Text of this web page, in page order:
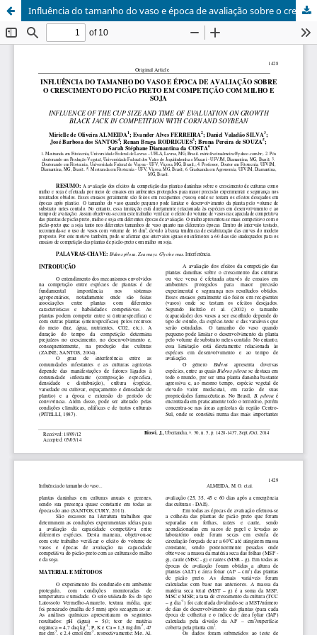
Influência do tamanho do vaso e época de avaliação sobre o crescimento do picão preto em competição com milho e soja